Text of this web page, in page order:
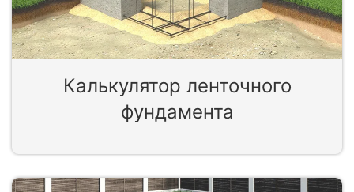
Калькулятор ленточного
фундамента